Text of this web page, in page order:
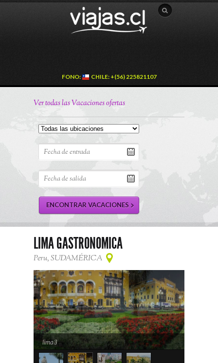
FONO: CHILE: +(56) 225821107
Ver todas las Vacaciones ofertas
LIMA GASTRONOMICA
Peru, SUDAMÉRICA
lima3